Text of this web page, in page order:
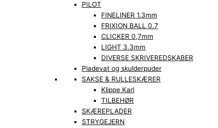
PILOT
FINELINER 1.3mm
FRIXION BALL 0.7
CLICKER 0,7mm
LIGHT 3.3mm
DIVERSE SKRIVEREDSKABER
Pladevat og skulderpuder
SAKSE & RULLESKÆRER
Klippe Karl
TILBEHØR
SKÆREPLADER
STRYGEJERN